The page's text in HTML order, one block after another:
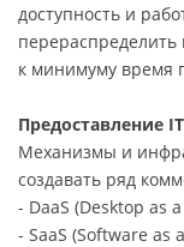
доступность и
перераспределить
к минимуму время
Предоставление
Механизмы и
создавать ряд
- DaaS (Desktop as
- SaaS (Software as